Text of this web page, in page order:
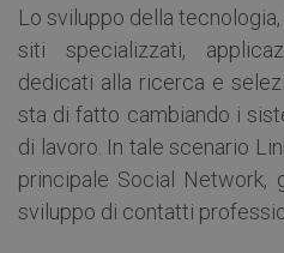
Lo sviluppo della
siti specializzati,
dedicati alla ricerca e
sta di fatto cambiando i
di lavoro. In tale scenario
principale Social Network,
sviluppo di contatti